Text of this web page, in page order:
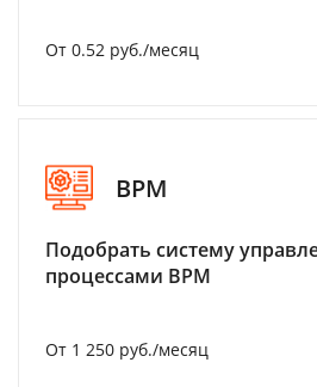
От 0.52 руб./месяц
BPM
Подобрать систему
процессами BPM
От 1 250 руб./месяц